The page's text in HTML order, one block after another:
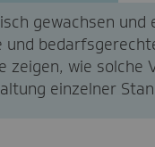
gewachsen
zeigen, wie
einzelner